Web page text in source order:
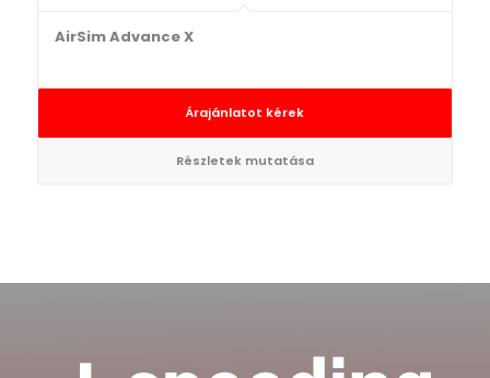
AirSim Advance X
Árajánlatot kérek
Részletek mutatása